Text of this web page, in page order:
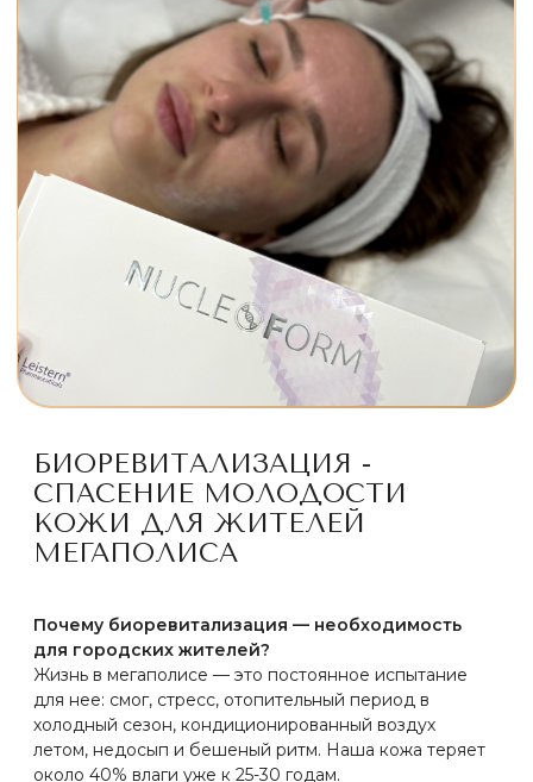
БИОРЕВИТАЛИЗАЦИЯ -
СПАСЕНИЕ МОЛОДОСТИ
КОЖИ ДЛЯ ЖИТЕЛЕЙ
МЕГАПОЛИСА
Почему биоревитализация — необходимость
для городских жителей?
Жизнь в мегаполисе — это постоянное испытание
для нее: смог, стресс, отопительный период в
холодный сезон, кондиционированный воздух
летом, недосып и бешеный ритм. Наша кожа теряет
около 40% влаги уже к 25-30 годам.
Биоревитализация — это не просто процедура, это
интенсивная терапия обезвоженной кожи, которая
спасает от последствий городской жизни.
Что такое биоревитализация кожи?
Представьте, что ваша кожа — это роскошный
комнатный цветок. Вы поливаете его регулярно, но
вода лишь слегка увлажняет поверхность земли, не
доходя до корней. Так работают и обычные кремы
— они питают лишь верхний слой кожи.
вашей кожи — в глубокие слои, где рождается
молодая и сияющая кожа. Биоревитализация - это
не просто уколы красоты. Это умная система
увлажнения, которая работает по принципу
«включил и забыл». С помощью тончайших игл мы
доставляем в кожу чистую гиалуроновую кислоту —
ту самую, которую ваша кожа активно вырабатывала
Если биоревитализация — это сам процесс, то
биоревитализант — это сам увлажняющий «эликсир
молодости». Основные компоненты
биоревитализантов:
Гиалуроновая кислота — натрия гиалуронат
высокой очистки
Пептиды — стимуляторы коллагена
Антиоксиданты — витамины C, E, феруловая
кислота